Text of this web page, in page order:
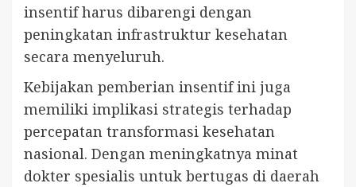
insentif harus dibarengi dengan
peningkatan infrastruktur kesehatan
secara menyeluruh.
Kebijakan pemberian insentif ini juga
memiliki implikasi strategis terhadap
percepatan transformasi kesehatan
nasional. Dengan meningkatnya minat
dokter spesialis untuk bertugas di daerah